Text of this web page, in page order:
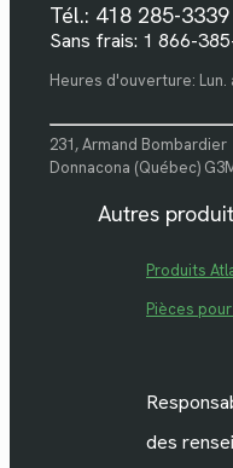
Tél.: 418 285-3339
Sans frais: 1 866-
Heures d'ouverture: Lun.
231, Armand Bombardier
Donnacona (Québec)
Autres
Produits
Pièces
des